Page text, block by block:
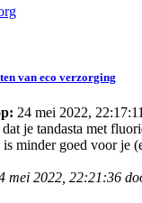
van eco verzorging
24 mei 2022,
je tandasta met
minder goed voor je
mei 2022, 22:21:36